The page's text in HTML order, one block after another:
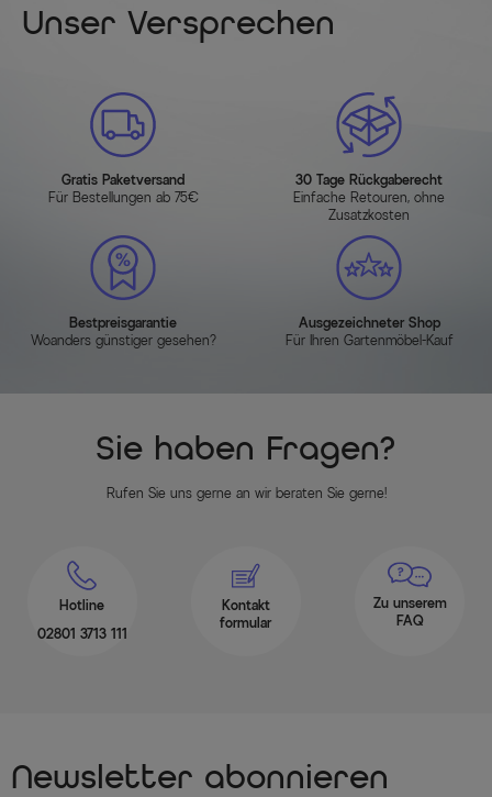
Unser Versprechen
Gratis Paketversand
Für Bestellungen ab 75€
30 Tage Rückgaberecht
Einfache Retouren, ohne
Zusatzkosten
Bestpreisgarantie
Woanders günstiger gesehen?
Ausgezeichneter Shop
Für Ihren Gartenmöbel-Kauf
Sie haben Fragen?
Rufen Sie uns gerne an wir beraten Sie gerne!
Hotline
02801 3713 111
Kontakt
formular
Zu unserem
FAQ
Newsletter abonnieren